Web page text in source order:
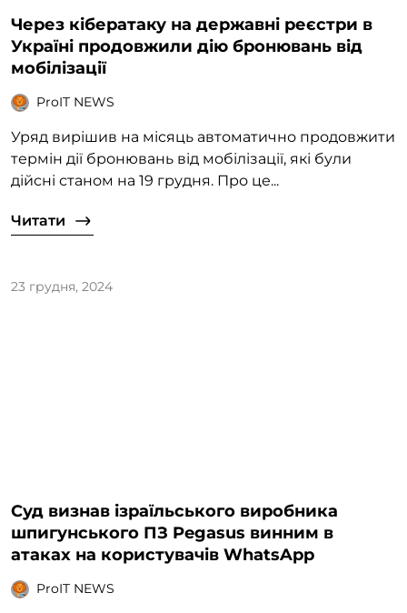
Через кібератаку на державні реєстри в
Україні продовжили дію бронювань від
мобілізації
ProIT NEWS
Уряд вирішив на місяць автоматично продовжити
термін дії бронювань від мобілізації, які були
дійсні станом на 19 грудня. Про це...
Читати
23 грудня, 2024
Суд визнав ізраїльського виробника
шпигунського ПЗ Pegasus винним в
атаках на користувачів WhatsApp
ProIT NEWS